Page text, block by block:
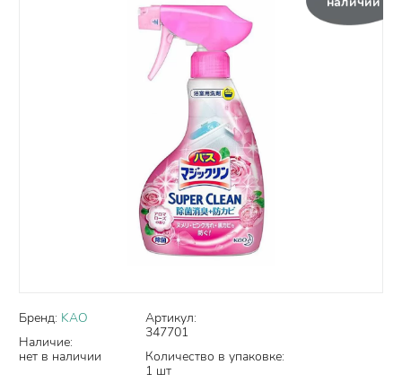
Бренд: KAO
Наличие:
нет в наличии
Артикул:
347701
Количество в упаковке:
1 шт